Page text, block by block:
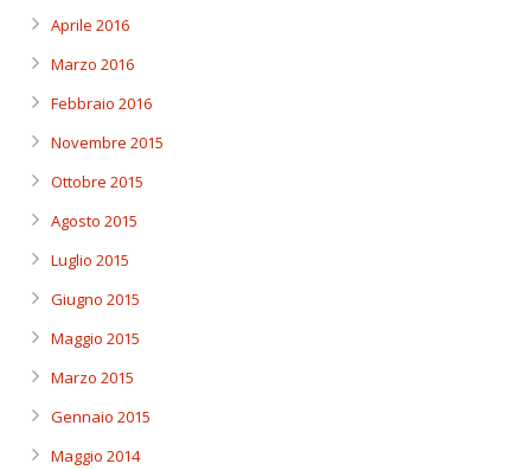
Aprile 2016
Marzo 2016
Febbraio 2016
Novembre 2015
Ottobre 2015
Agosto 2015
Luglio 2015
Giugno 2015
Maggio 2015
Marzo 2015
Gennaio 2015
Maggio 2014